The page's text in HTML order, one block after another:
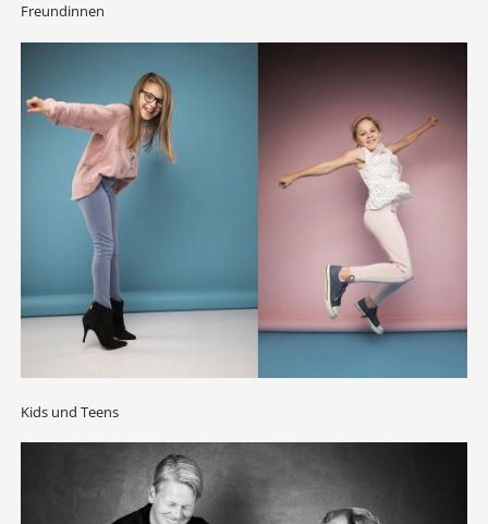
Freundinnen
Kids und Teens